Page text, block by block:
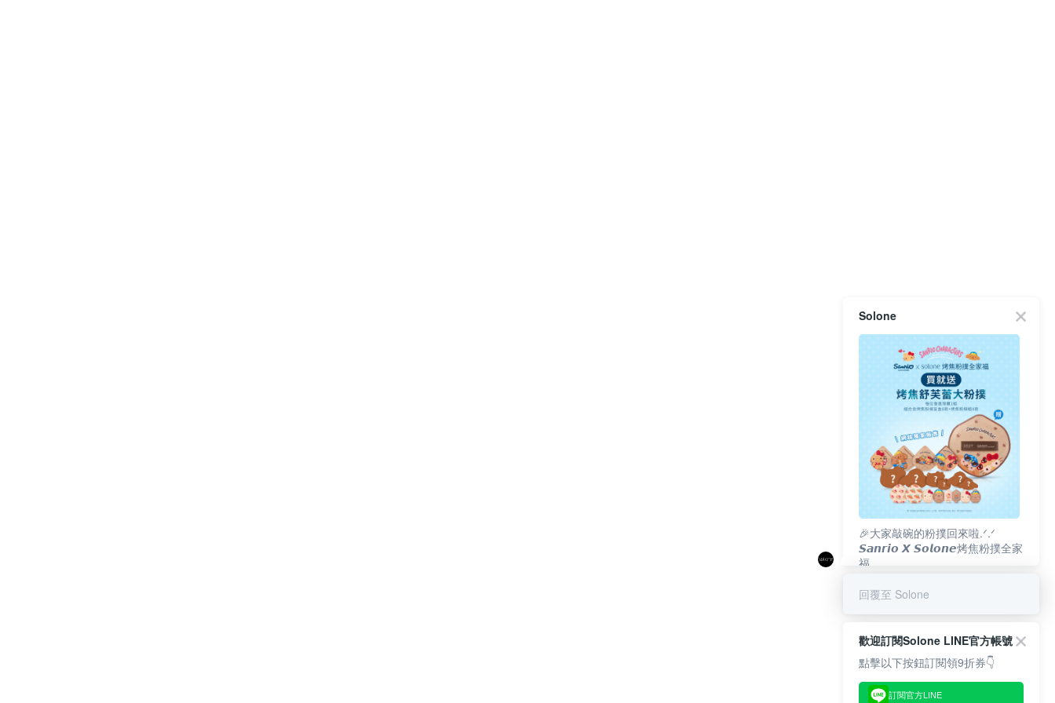
Solone
🎉大家敲碗的粉撲回來啦.ᐟ‪‪.ᐟ
𝙎𝙖𝙣𝙧𝙞𝙤 𝙓 𝙎𝙤𝙡𝙤𝙣𝙚烤焦粉撲全家
福
回覆至 Solone
歡迎訂閱Solone LINE官方帳號
點擊以下按鈕訂閱領9折券👇
訂閱官方LINE